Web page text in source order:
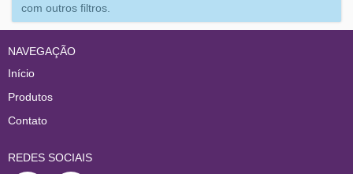
com outros filtros.
NAVEGAÇÃO
Início
Produtos
Contato
REDES SOCIAIS